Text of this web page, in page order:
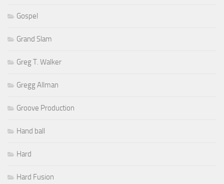
Gospel
Grand Slam
Greg T. Walker
Gregg Allman
Groove Production
Hand ball
Hard
Hard Fusion